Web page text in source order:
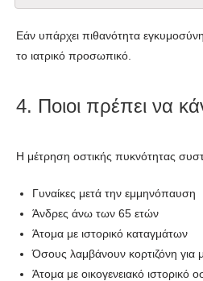
Εάν υπάρχει πιθανότητα
το ιατρικό προσωπικό.
4. Ποιοι πρέπει να
Η μέτρηση οστικής πυκνότητας
Γυναίκες μετά την εμμηνόπαυση
Άνδρες άνω των 65 ετών
Άτομα με ιστορικό καταγμάτων
Όσους λαμβάνουν κορτιζόνη για
Άτομα με οικογενειακό ιστορικό